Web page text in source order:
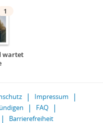
1
wartet
Impressum
FAQ
Barrierefreiheit